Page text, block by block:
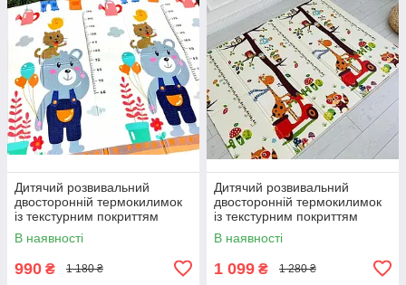
Дитячий розвивальний
двосторонній термокилимок
із текстурним покриттям
180*150 см
В наявності
990 ₴ 1 180 ₴
Дитячий розвивальний
двосторонній термокилимок
із текстурним покриттям
150*200см
В наявності
1 099 ₴ 1 280 ₴